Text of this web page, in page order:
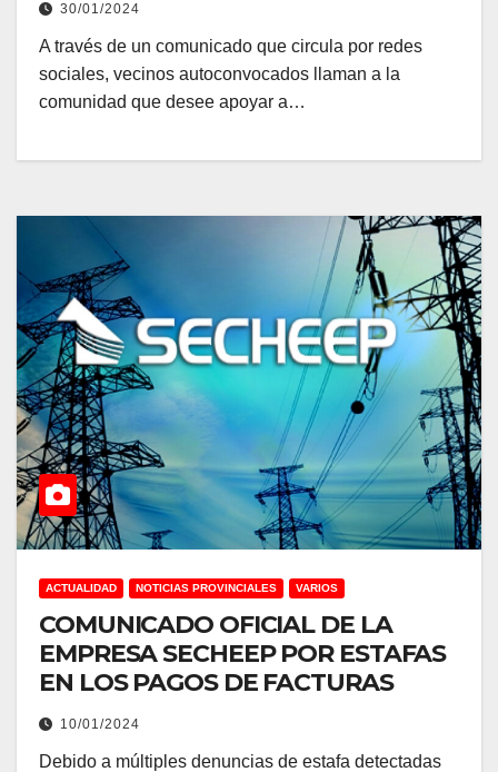
30/01/2024
A través de un comunicado que circula por redes
sociales, vecinos autoconvocados llaman a la
comunidad que desee apoyar a…
ACTUALIDAD NOTICIAS PROVINCIALES VARIOS
COMUNICADO OFICIAL DE LA
EMPRESA SECHEEP POR ESTAFAS
EN LOS PAGOS DE FACTURAS
10/01/2024
Debido a múltiples denuncias de estafa detectadas